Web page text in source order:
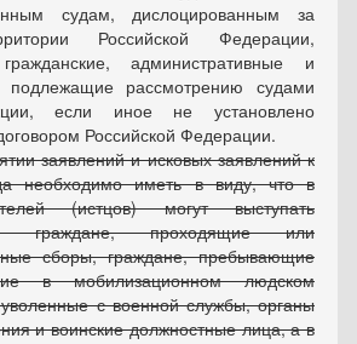
судам, дислоцированным за
Российской Федерации,
административные и
подлежащие рассмотрению судами
если иное не установлено
Российской Федерации.
заявлений и исковых заявлений к
необходимо иметь в виду, что в
(истцов) могут выступать
граждане, проходящие или
сборы, граждане, пребывающие
в мобилизационном людском
с военной службы, органы
и воинские должностные лица, а в